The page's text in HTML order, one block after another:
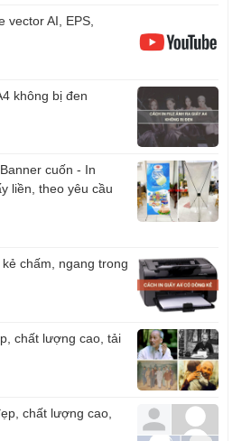
vector AI, EPS,
không bị đen
cuốn - In
liền, theo yêu cầu
chấm, ngang trong
chất lượng cao, tải
chất lượng cao,